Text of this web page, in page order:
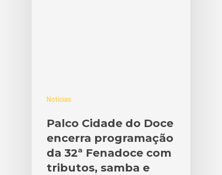
Notícias
Palco Cidade do Doce
encerra programação
da 32ª Fenadoce com
tributos, samba e